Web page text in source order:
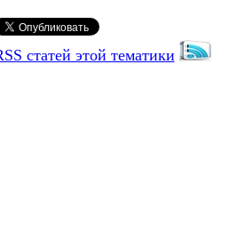
статей этой тематики